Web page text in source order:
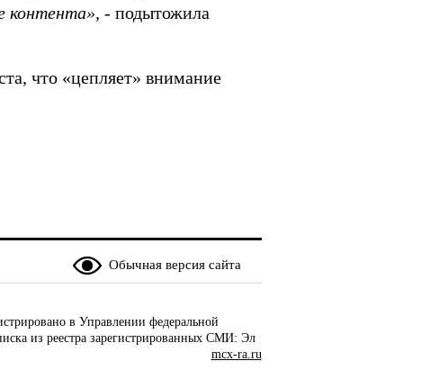
контента», - подытожила
что «цепляет» внимание
Обычная версия сайта
в Управлении федеральной
из реестра зарегистрированных СМИ: Эл
mcx-ra.ru